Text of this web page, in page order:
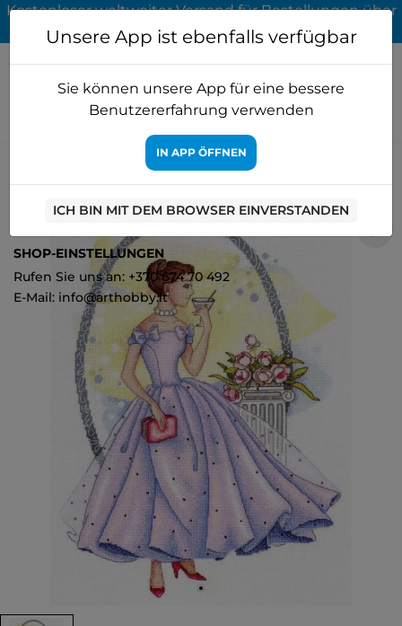
Kostenloser weltweiter Versand für Bestellungen über
65 EUR
Frühstück bei Tiffanim's SNV-
729
Unsere App ist ebenfalls verfügbar
Sie können unsere App für eine bessere
Benutzererfahrung verwenden
IN APP ÖFFNEN
ICH BIN MIT DEM BROWSER EINVERSTANDEN
SHOP-EINSTELLUNGEN
Rufen Sie uns an: +370 674 70 492
E-Mail: info@arthobby.lt